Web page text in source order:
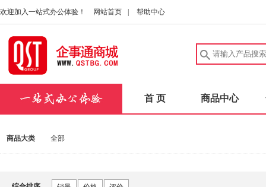
欢迎加入一站式办公体验！ 网站首页 帮助中心
首 页 商品中心
商品大类 全部